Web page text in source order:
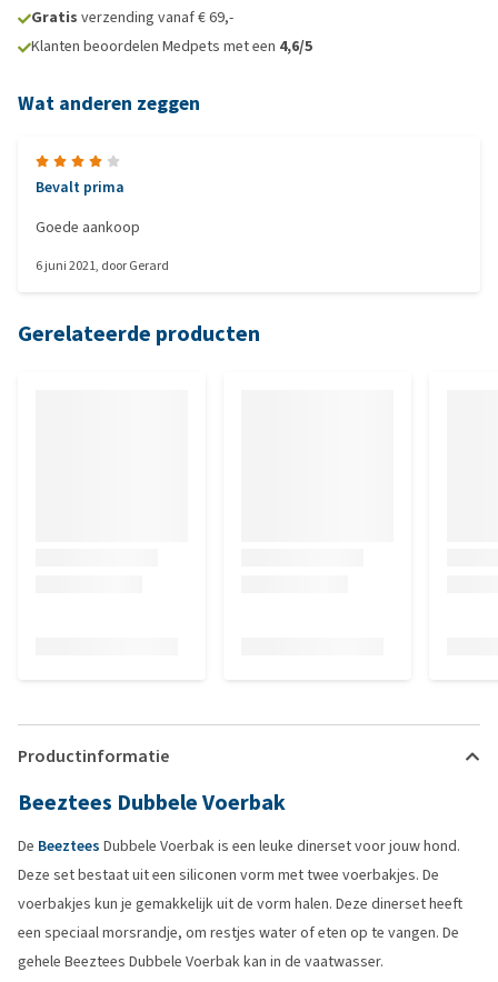
Gratis verzending vanaf € 69,-
Klanten beoordelen Medpets met een 4,6/5
Wat anderen zeggen
Bevalt prima
Goede aankoop
6 juni 2021, doorGerard
Gerelateerde producten
Productinformatie
Beeztees Dubbele Voerbak
De Beeztees Dubbele Voerbak is een leuke dinerset voor jouw hond.
Deze set bestaat uit een siliconen vorm met twee voerbakjes. De
voerbakjes kun je gemakkelijk uit de vorm halen. Deze dinerset heeft
een speciaal morsrandje, om restjes water of eten op te vangen. De
gehele Beeztees Dubbele Voerbak kan in de vaatwasser.